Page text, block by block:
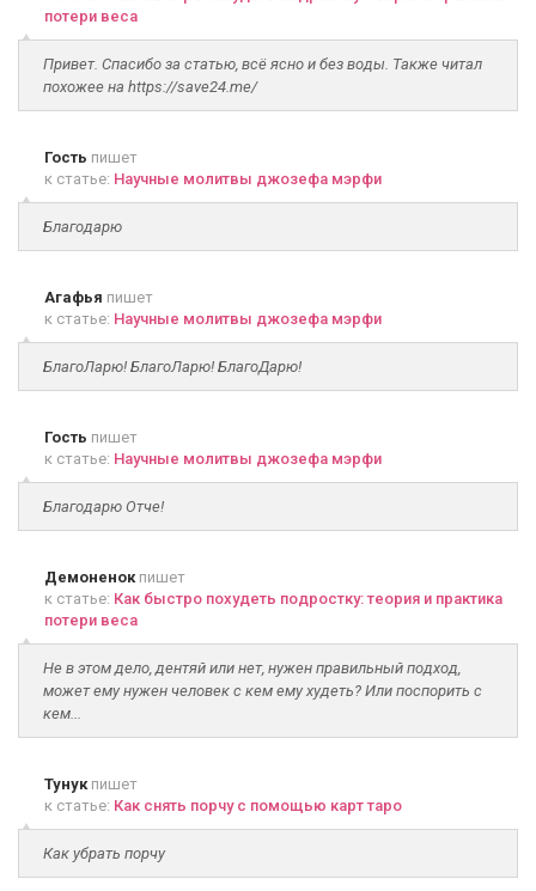
потери веса
Привет. Спасибо за статью, всё ясно и без воды. Также читал
похожее на https://save24.me/
Гость пишет
к статье: Научные молитвы джозефа мэрфи
Благодарю
Агафья пишет
к статье: Научные молитвы джозефа мэрфи
БлагоЛарю! БлагоЛарю! БлагоДарю!
Гость пишет
к статье: Научные молитвы джозефа мэрфи
Благодарю Отче!
Демоненокпишет
к статье: Как быстро похудеть подростку: теория и практика
потери веса
Не в этом дело, дентяй или нет, нужен правильный подход,
может ему нужен человек с кем ему худеть? Или поспорить с
кем...
Тунукпишет
к статье: Как снять порчу с помощью карт таро
Как убрать порчу